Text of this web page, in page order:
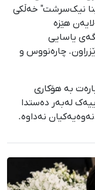
و "سینا نیک‌سرشت" خەڵکی
هێزە
یاسایی
چارەنووس و
بە هۆکاری
لەبەر دەستدا
نەداوە.